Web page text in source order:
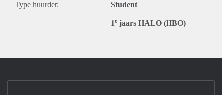
Type huurder: Student
1e jaars HALO (HBO)